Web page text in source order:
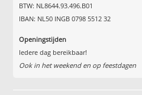
BTW: NL8644.93.496.B01
IBAN: NL50 INGB 0798 5512 32
Openingstijden
Iedere dag bereikbaar!
Ook in het weekend en op feestdagen